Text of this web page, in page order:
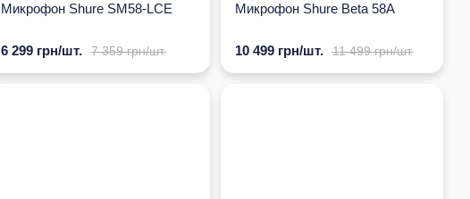
Микрофон Shure SM58-LCE
7 359 грн/шт.
6 299 грн/шт.
Микрофон Shure Beta 58A
11 499 грн/шт.
10 499 грн/шт.